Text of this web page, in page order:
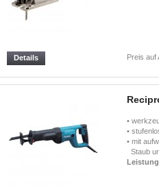
Preis auf
Details
•
•
• mit
Staub